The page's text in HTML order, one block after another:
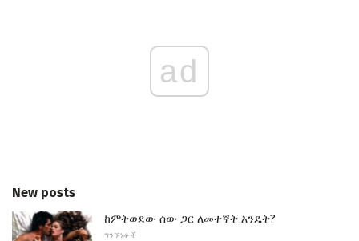
ad
New posts
ከምትወደው ሰው ጋር ለመተኛት እንዴት?
ግንኙነቶች